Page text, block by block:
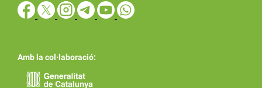
Amb la col·laboració: